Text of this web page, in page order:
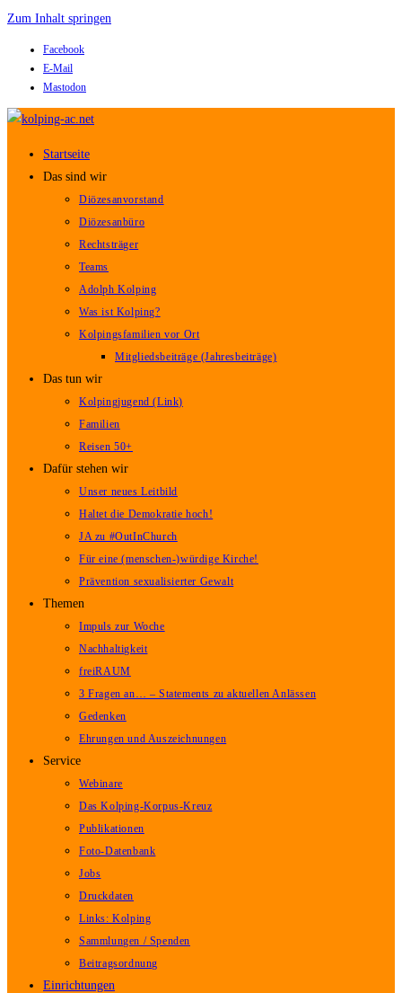
Zum Inhalt springen
Facebook
E-Mail
Mastodon
Startseite
Das sind wir
Diözesanvorstand
Diözesanbüro
Rechtsträger
Teams
Adolph Kolping
Was ist Kolping?
Kolpingsfamilien vor Ort
Mitgliedsbeiträge (Jahresbeiträge)
Das tun wir
Kolpingjugend (Link)
Familien
Reisen 50+
Dafür stehen wir
Unser neues Leitbild
Haltet die Demokratie hoch!
JA zu #OutInChurch
Für eine (menschen-)würdige Kirche!
Prävention sexualisierter Gewalt
Themen
Impuls zur Woche
Nachhaltigkeit
freiRAUM
3 Fragen an… – Statements zu aktuellen Anlässen
Gedenken
Ehrungen und Auszeichnungen
Service
Webinare
Das Kolping-Korpus-Kreuz
Publikationen
Foto-Datenbank
Jobs
Druckdaten
Links: Kolping
Sammlungen / Spenden
Beitragsordnung
Einrichtungen